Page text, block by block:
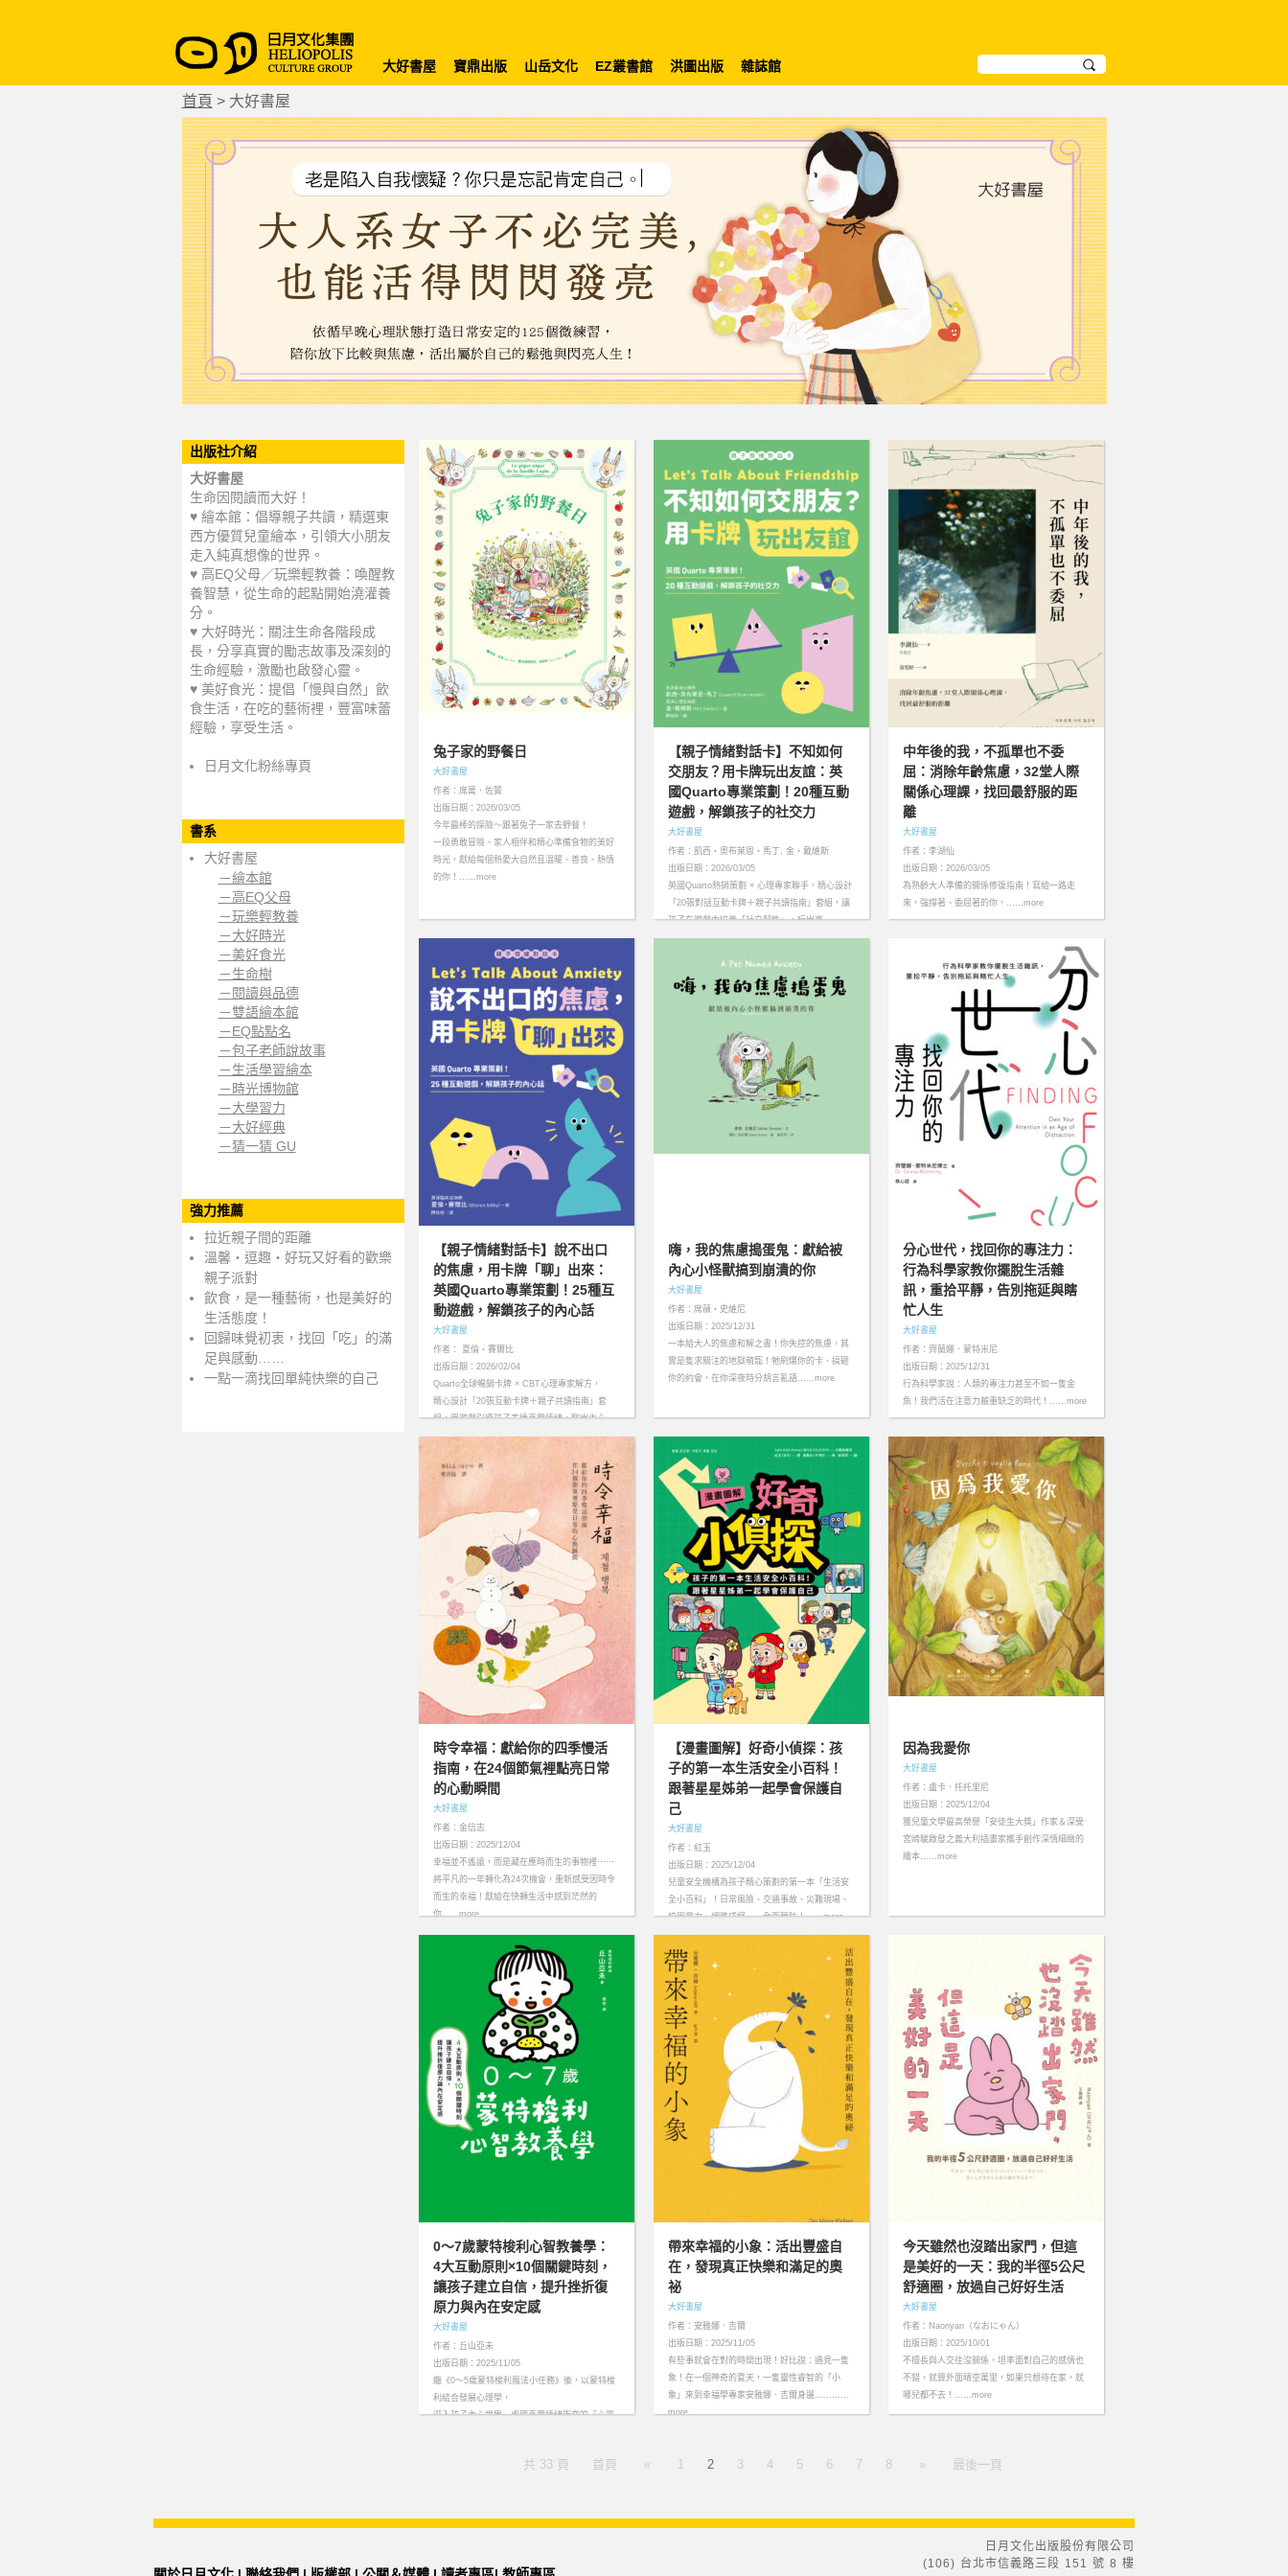
大好書屋 寶鼎出版 山岳文化 EZ叢書館 洪圖出版 雜誌館
首頁 > 大好書屋
出版社介紹
大好書屋
生命因閱讀而大好！
♥ 繪本館：倡導親子共讀，精選東
西方優質兒童繪本，引領大小朋友
走入純真想像的世界。
♥ 高EQ父母／玩樂輕教養：喚醒教
養智慧，從生命的起點開始澆灌養
分。
♥ 大好時光：關注生命各階段成
長，分享真實的勵志故事及深刻的
生命經驗，激勵也啟發心靈。
♥ 美好食光：提倡「慢與自然」飲
食生活，在吃的藝術裡，豐富味蕾
經驗，享受生活。
日月文化粉絲專頁
書系
大好書屋
－繪本館
－高EQ父母
－玩樂輕教養
－大好時光
－美好食光
－生命樹
－閱讀與品德
－雙語繪本館
－EQ點點名
－包子老師說故事
－生活學習繪本
－時光博物館
－大學習力
－大好經典
－猜一猜 GU
強力推薦
拉近親子間的距離
溫馨‧逗趣‧好玩又好看的歡樂
親子派對
飲食，是一種藝術，也是美好的
生活態度！
回歸味覺初衷，找回「吃」的滿
足與感動……
一點一滴找回單純快樂的自己
兔子家的野餐日
大好書屋
作者：席萬．佐贊
出版日期：2026/03/05
今年最棒的探險～跟著兔子一家去野餐！
一段勇敢冒險、家人相伴和精心準備食物的美好
時光，獻給每個熱愛大自然且溫暖、善良、熱情
的你！……more
【親子情緒對話卡】不知如何
交朋友？用卡牌玩出友誼：英
國Quarto專業策劃！20種互動
遊戲，解鎖孩子的社交力
大好書屋
作者：凱西・奧布萊恩・馬丁, 金・戴維斯
出版日期：2026/03/05
英國Quarto熱銷策劃 × 心理專家聯手，精心設計
「20張對話互動卡牌＋親子共讀指南」套組，讓
孩子在遊戲中培養「社交韌性」，玩出高
EQ！……more
中年後的我，不孤單也不委
屈：消除年齡焦慮，32堂人際
關係心理課，找回最舒服的距
離
大好書屋
作者：李湖仙
出版日期：2026/03/05
為熟齡大人準備的關係修復指南！寫給一路走
來，強撐著、委屈著的你，……more
【親子情緒對話卡】說不出口
的焦慮，用卡牌「聊」出來：
英國Quarto專業策劃！25種互
動遊戲，解鎖孩子的內心話
大好書屋
作者： 夏倫・賽爾比
出版日期：2026/02/04
Quarto全球暢銷卡牌 × CBT心理專家解方，
精心設計「20張互動卡牌＋親子共讀指南」套
組，用遊戲引導孩子表達真實情緒，聊出內心
話！……more
嗨，我的焦慮搗蛋鬼：獻給被
內心小怪獸搞到崩潰的你
大好書屋
作者：席薇‧史維尼
出版日期：2025/12/31
一本給大人的焦慮和解之書！你失控的焦慮，其
實是隻求關注的地獄萌寵！牠刷爆你的卡、搞砸
你的約會，在你深夜時分胡言亂語……more
分心世代，找回你的專注力：
行為科學家教你擺脫生活雜
訊，重拾平靜，告別拖延與瞎
忙人生
大好書屋
作者：齊蘭娜．蒙特米尼
出版日期：2025/12/31
行為科學家說：人類的專注力甚至不如一隻金
魚！我們活在注意力嚴重缺乏的時代！……more
時令幸福：獻給你的四季慢活
指南，在24個節氣裡點亮日常
的心動瞬間
大好書屋
作者：金信志
出版日期：2025/12/04
幸福並不遙遠，而是藏在應時而生的事物裡⋯⋯
將平凡的一年轉化為24次機會，重新感受因時令
而生的幸福！獻給在快轉生活中感到茫然的
你……more
【漫畫圖解】好奇小偵探：孩
子的第一本生活安全小百科！
跟著星星姊弟一起學會保護自
己
大好書屋
作者：紅玉
出版日期：2025/12/04
兒童安全機構為孩子精心策劃的第一本「生活安
全小百科」！日常風險、交通事故、災難現場、
校園暴力、網路成癮——全面預防！……more
因為我愛你
大好書屋
作者：盧卡．托托里尼
出版日期：2025/12/04
獲兒童文學最高榮譽「安徒生大獎」作家＆深受
宮崎駿啟發之義大利插畫家攜手創作深情細緻的
繪本……more
0～7歲蒙特梭利心智教養學：
4大互動原則×10個關鍵時刻，
讓孩子建立自信，提升挫折復
原力與內在安定感
大好書屋
作者：丘山亞未
出版日期：2025/11/05
繼《0～5歲蒙特梭利魔法小任務》後，以蒙特梭
利結合發展心理學，
深入孩子內心世界、處理真實情緒衝突的「心靈
帶來幸福的小象：活出豐盛自
在，發現真正快樂和滿足的奧
祕
大好書屋
作者：安雅娜．吉爾
出版日期：2025/11/05
有些事就會在對的時間出現！好比說：遇見一隻
象！在一個神奇的夏天，一隻靈性睿智的「小
象」來到幸福學專家安雅娜．吉爾身邊…………
more
今天雖然也沒踏出家門，但這
是美好的一天：我的半徑5公尺
舒適圈，放過自己好好生活
大好書屋
作者：Naonyan（なおにゃん）
出版日期：2025/10/01
不擅長與人交往沒關係，坦率面對自己的感情也
不錯，就算外面晴空萬里，如果只想待在家，就
哪兒都不去！……more
共 33 頁 首頁 « 1 2 3 4 5 6 7 8 » 最後一頁
日月文化出版股份有限公司
(106) 台北市信義路三段 151 號 8 樓